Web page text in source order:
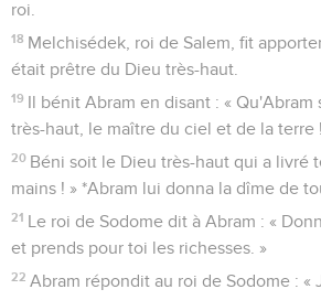
roi.
18 Melchisédek, roi de Salem, fit
était prêtre du Dieu très-haut.
19 Il bénit Abram en disant : « Qu'Abram
très-haut, le maître du ciel et de la terre !
20 Béni soit le Dieu très-haut qui a livré
mains ! » *Abram lui donna la dîme de
21 Le roi de Sodome dit à Abram : «
et prends pour toi les richesses. »
22 Abram répondit au roi de Sodome : «